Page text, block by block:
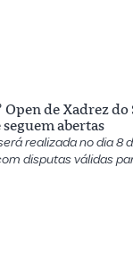
Open de Xadrez
abertas
realizada no dia 8
disputas válidas